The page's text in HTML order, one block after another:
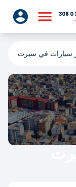
سيارات في سيرت